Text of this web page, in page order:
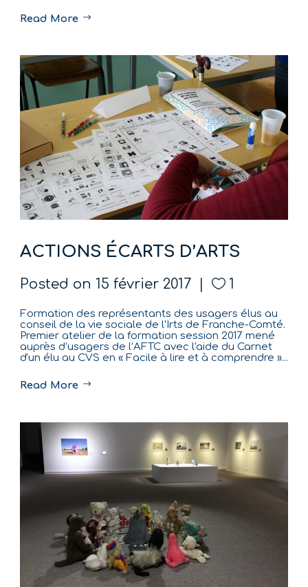
Read More
ACTIONS ÉCARTS D’ARTS
Posted on 15 février 2017 1
Formation des représentants des usagers élus au
conseil de la vie sociale de l'Irts de Franche-Comté.
Premier atelier de la formation session 2017 mené
auprès d’usagers de l’AFTC avec l'aide du Carnet
d'un élu au CVS en « Facile à lire et à comprendre »...
Read More